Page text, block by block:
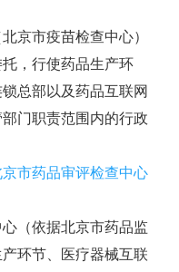
市疫苗检查中心）
托，行使药品生产环
总部以及药品互联网
门职责范围内的行政
市药品审评检查中心
（依据北京市药品监
环节、医疗器械互联